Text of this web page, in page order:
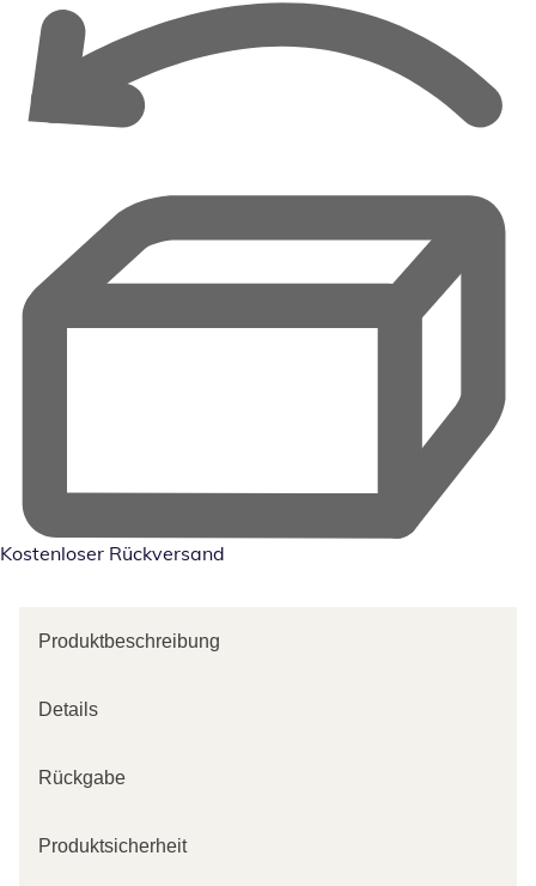
Kostenloser Rückversand
Produktbeschreibung
Details
Rückgabe
Produktsicherheit